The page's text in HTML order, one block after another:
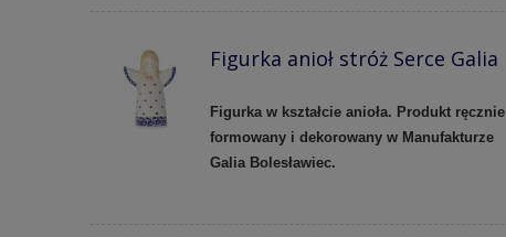
Figurka anioł stróż Serce Galia
Figurka w kształcie anioła. Produkt ręcznie
formowany i dekorowany w Manufakturze
Galia Bolesławiec.